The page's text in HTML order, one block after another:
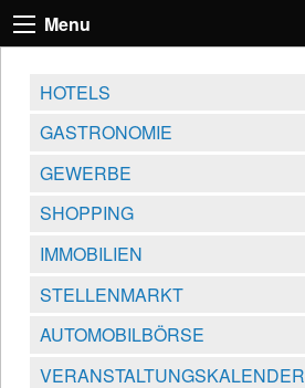
Menu
HOTELS
GASTRONOMIE
GEWERBE
SHOPPING
IMMOBILIEN
STELLENMARKT
AUTOMOBILBÖRSE
VERANSTALTUNGSKALENDER